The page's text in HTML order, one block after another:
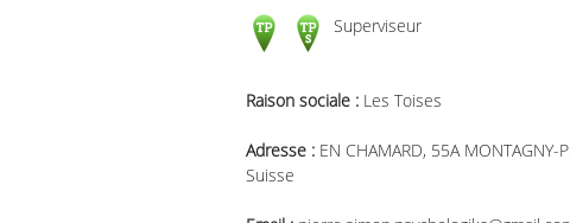
Superviseur
Raison sociale : Les Toises
Adresse : EN CHAMARD, 55A MONTAGNY-
Suisse